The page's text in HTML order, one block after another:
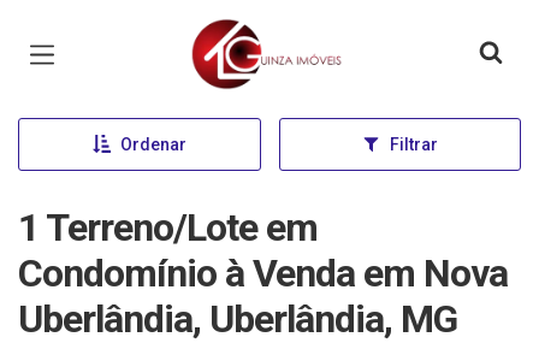
Página inicial
Ordenar Filtrar
1 Terreno/Lote em
Condomínio à Venda em Nova
Uberlândia, Uberlândia, MG